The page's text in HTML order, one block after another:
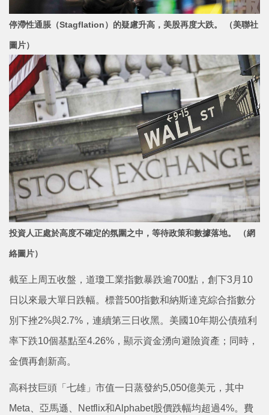
停滯性通脹（Stagflation）的疑慮升高，美股再度大跌。 （美聯社
圖片）
投資人正處於高度不確定的氛圍之中，等待政策和數據落地。 （網
絡圖片）
截至上周五收盤，道瓊工業指數暴跌逾700點，創下3月10
日以來最大單日跌幅。標普500指數和納斯達克綜合指數分
別下挫2%與2.7%，連續第三日收黑。美國10年期公債殖利
率下跌10個基點至4.26%，顯示資金湧向避險資產；同時，
金價再創新高。
高科技巨頭「七雄」市值一日蒸發約5,050億美元，其中
Meta、亞馬遜、Netflix和Alphabet股價跌幅均超過4%。費